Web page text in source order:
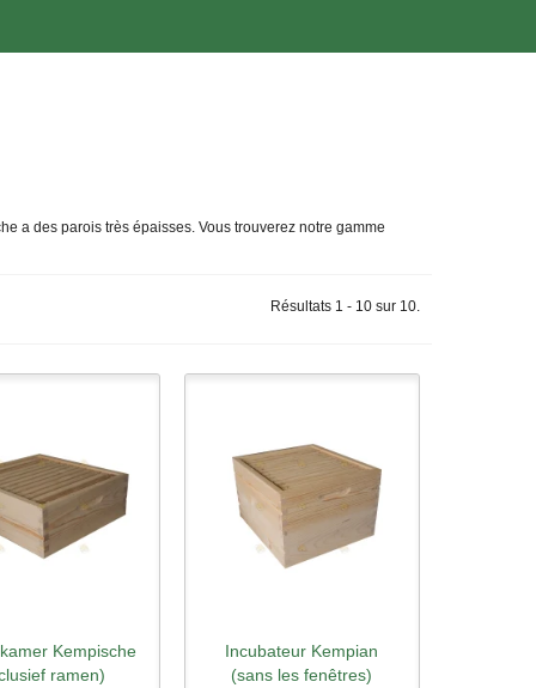
a des parois très épaisses. Vous trouverez notre gamme
Résultats 1 - 10 sur 10.
rapideKempische
ramen)
Aperçu rapide
Incubateur Kempian
(sans les fenêtres)